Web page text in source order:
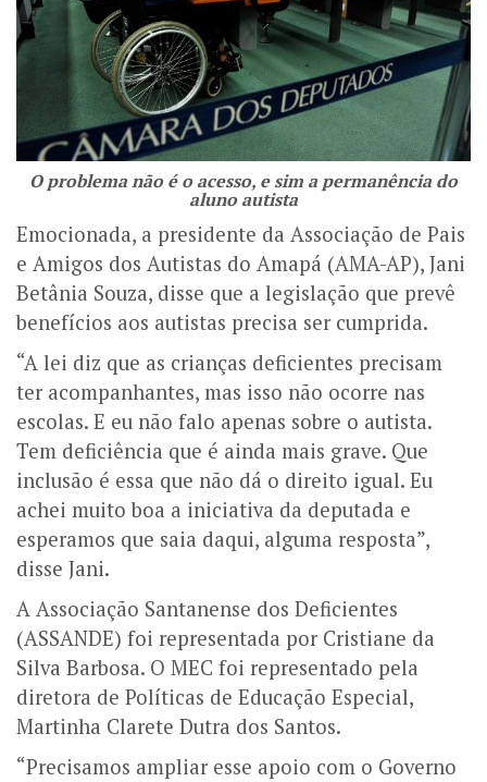
O problema não é o acesso, e sim a permanência do
aluno autista
Emocionada, a presidente da Associação de Pais
e Amigos dos Autistas do Amapá (AMA-AP), Jani
Betânia Souza, disse que a legislação que prevê
benefícios aos autistas precisa ser cumprida.
“A lei diz que as crianças deficientes precisam
ter acompanhantes, mas isso não ocorre nas
escolas. E eu não falo apenas sobre o autista.
Tem deficiência que é ainda mais grave. Que
inclusão é essa que não dá o direito igual. Eu
achei muito boa a iniciativa da deputada e
esperamos que saia daqui, alguma resposta”,
disse Jani.
A Associação Santanense dos Deficientes
(ASSANDE) foi representada por Cristiane da
Silva Barbosa. O MEC foi representado pela
diretora de Políticas de Educação Especial,
Martinha Clarete Dutra dos Santos.
“Precisamos ampliar esse apoio com o Governo